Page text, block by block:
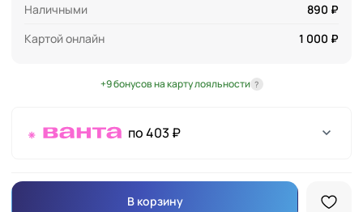
Наличными
890 ₽
Картой онлайн
1 000 ₽
+9 бонусов на карту лояльности ?
по 403 ₽
В корзину